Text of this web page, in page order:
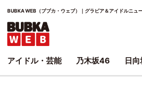
BUBKA WEB（ブブカ・ウェブ）｜グラビア＆アイドルニュ
アイドル・芸能 乃木坂46 日